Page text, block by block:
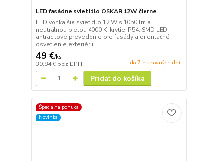
LED fasádne svietidlo OSKAR 12W čierne
LED vonkajšie svietidlo 12 W s 1050 lm a
neutrálnou bielou 4000 K, krytie IP54, SMD LED,
antracitové prevedenie pre fasády a orientačné
osvetlenie exteriéru.
49 €/ks
39,84 € bez DPH do 7 pracovných dní
Pridať do košíka
Špeciálna ponuka
Novinka